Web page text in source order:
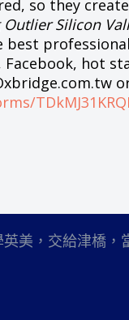
so they
Outlier Silicon
Facebook, hot
英美，交給津橋，